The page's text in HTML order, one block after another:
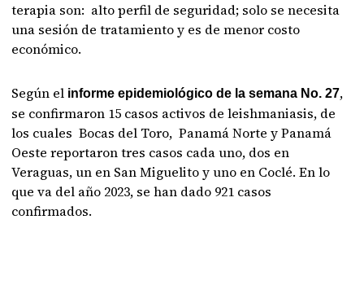
terapia son: alto perfil de seguridad; solo se necesita
una sesión de tratamiento y es de menor costo
económico.
Según el informe epidemiológico de la semana No. 27,
se confirmaron 15 casos activos de leishmaniasis, de
los cuales Bocas del Toro, Panamá Norte y Panamá
Oeste reportaron tres casos cada uno, dos en
Veraguas, un en San Miguelito y uno en Coclé. En lo
que va del año 2023, se han dado 921 casos
confirmados.